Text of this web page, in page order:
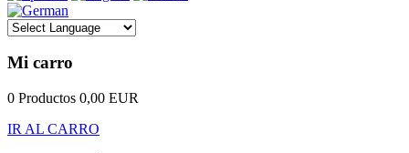
Mi carro
0 Productos 0,00 EUR
IR AL CARRO